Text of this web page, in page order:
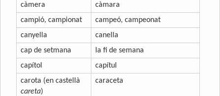
càmera
càmara
campió, campionat
campeó, campeonat
canyella
canella
cap de setmana
la fi de semana
capítol
capítul
carota (en castellà
careta)
caraceta